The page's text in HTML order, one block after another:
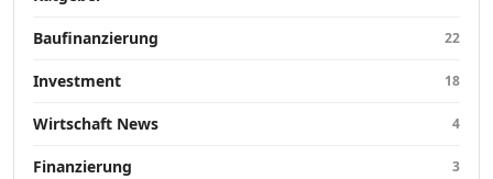
Baufinanzierung 22
Investment 18
Wirtschaft News 4
Finanzierung 3